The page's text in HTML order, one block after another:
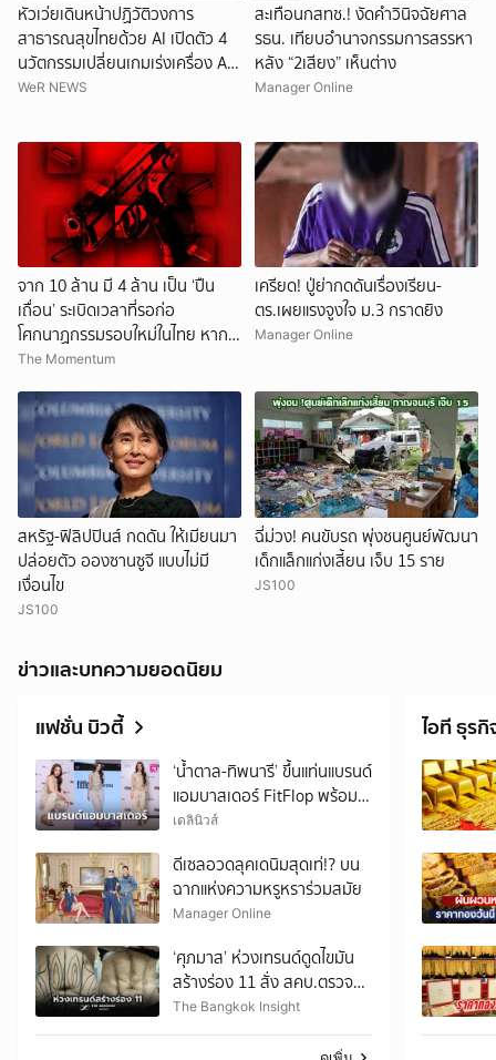
หัวเว่ยเดินหน้าปฏิวัติวงการ
สาธารณสุขไทยด้วย AI เปิดตัว 4
นวัตกรรมเปลี่ยนเกมเร่งเครื่อง AI
เพื่อการแพทย์ในประเทศไทย
WeR NEWS
สะเทือนกสทช.! งัดคำวินิจฉัยศาล
รธน. เทียบอำนาจกรรมการสรรหา
หลัง “2เสียง” เห็นต่าง
Manager Online
จาก 10 ล้าน มี 4 ล้าน เป็น ‘ปืน
เถื่อน’ ระเบิดเวลาที่รอก่อ
โศกนาฏกรรมรอบใหม่ในไทย หาก
การถอดบทเรียนของรัฐเป็นเพียง
The Momentum
เครียด! ปู่ย่ากดดันเรื่องเรียน-
ตร.เผยแรงจูงใจ ม.3 กราดยิง
Manager Online
สหรัฐ-ฟิลิปปินส์ กดดัน ให้เมียนมา
ปล่อยตัว อองซานซูจี แบบไม่มี
เงื่อนไข
JS100
ฉี่ม่วง! คนขับรถ พุ่งชนศูนย์พัฒนา
เด็กแล็กแก่งเสี้ยน เจ็บ 15 ราย
JS100
ข่าวและบทความยอดนิยม
แฟชั่น บิวตี้
‘น้ำตาล-ทิพนารี’ ขึ้นแท่นแบรนด์
แอมบาสเดอร์ FitFlop พร้อม
เผยคอลเลกชัน
เดลินิวส์
ดีเซลอวดลุคเดนิมสุดเท่!? บน
ฉากแห่งความหรูหราร่วมสมัย
Manager Online
‘ศุภมาส’ ห่วงเทรนด์ดูดไขมัน
สร้างร่อง 11 สั่ง สคบ.ตรวจ
เข้มคลินิกความงาม
The Bangkok Insight
ไอที ธุรกิ